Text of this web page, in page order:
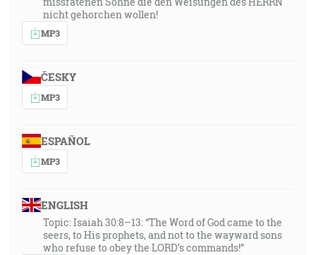
nicht gehorchen wollen!
MP3
ČESKY
MP3
ESPAÑOL
MP3
ENGLISH
Topic: Isaiah 30:8–13: “The Word of God came to the
seers, to His prophets, and not to the wayward sons
who refuse to obey the LORD’s commands!”